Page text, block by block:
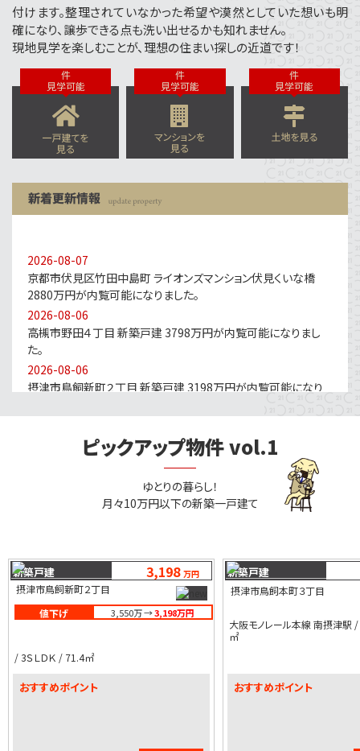
付けます。整理されていなかった希望や漠然としていた想いも明
確になり、譲歩できる点も洗い出せるかも知れません。
現地見学を楽しむことが、理想の住まい探しの近道です！
件
見学可能
件
見学可能
件
見学可能
2026-08-07
京都市伏見区竹田中島町 ライオンズマンション伏見くいな橋
2880万円が内覧可能になりました。
2026-08-06
高槻市野田４丁目 新築戸建 3798万円が内覧可能になりまし
た。
2026-08-06
摂津市鳥飼新町２丁目 新築戸建 3198万円が内覧可能になり
高槻市大塚町２丁目 新築戸建 3698万円が内覧可能になりまし
高槻市下田部町２丁目 新築戸建 3898万円が内覧可能になり
2180万円が内覧可能になりました。
2026-08-06
摂津市鳥飼西２丁目 新築戸建 3198万円が内覧可能になりまし
た。
豊中市上野東１丁目 新築戸建 5798万円が内覧可能になりまし
た。
ピックアップ物件 vol.1
ゆとりの暮らし！
月々10万円以下の新築一戸建て
新築戸建 3,198 万円
摂津市鳥飼新町２丁目
値下げ
3,550万→3,198万円
/ 3ＳＬＤＫ / 71.4㎡
おすすめポイント
新築戸建
摂津市鳥飼本町３丁目
大阪モノレール本線 南摂津駅
㎡
おすすめポイント